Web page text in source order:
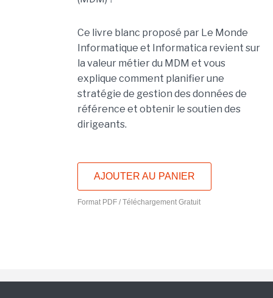
Ce livre blanc proposé par Le Monde
Informatique et Informatica revient sur
la valeur métier du MDM et vous
explique comment planifier une
stratégie de gestion des données de
référence et obtenir le soutien des
dirigeants.
AJOUTER AU PANIER
Format PDF / Téléchargement Gratuit